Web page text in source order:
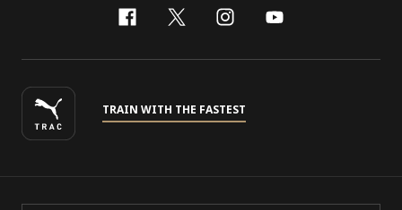
facebook
x-twitter
instagram
youtube
TRAIN WITH THE FASTEST